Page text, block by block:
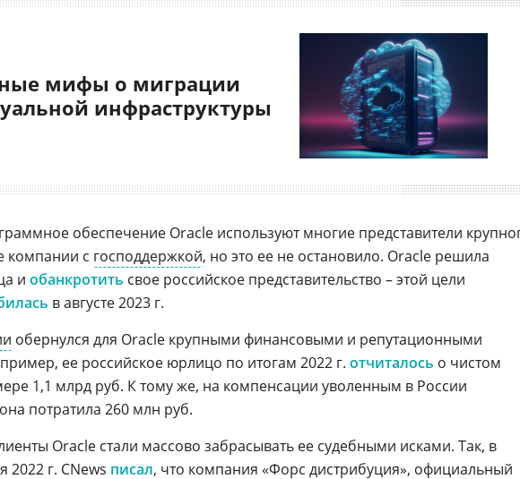
мифы о миграции
инфраструктуры
обеспечение Oracle используют многие представители
компании с господдержкой, но это ее не остановило. Oracle решила
и обанкротить свое российское представительство – этой цели
в августе 2023 г.
обернулся для Oracle крупными финансовыми и репутационными
ее российское юрлицо по итогам 2022 г. отчиталось о чистом
1,1 млрд руб. К тому же, на компенсации уволенным в России
потратила 260 млн руб.
Oracle стали массово забрасывать ее судебными исками. Так, в
2022 г. CNews писал, что компания «Форс дистрибуция», официальный